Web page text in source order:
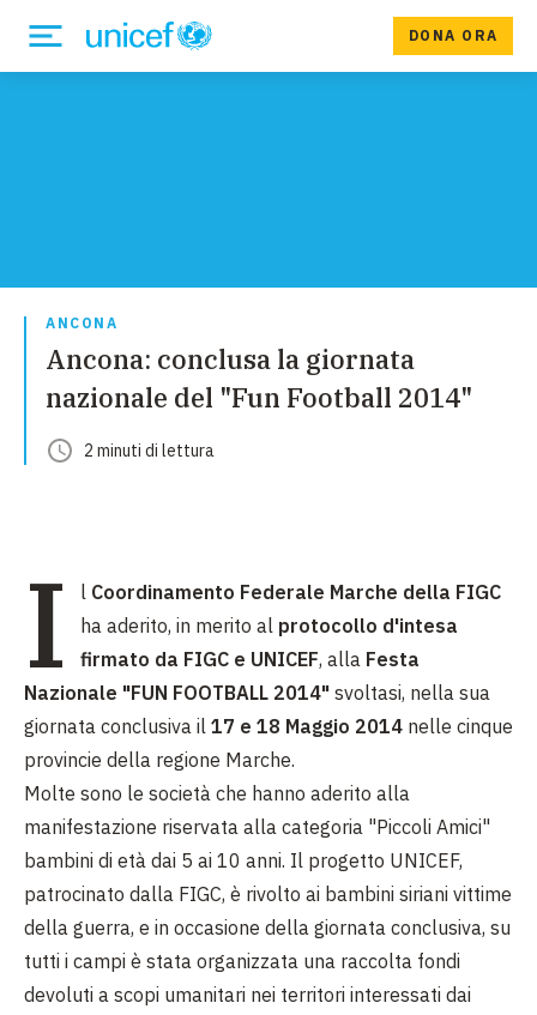
DONA ORA
ANCONA
Ancona: conclusa la giornata
nazionale del "Fun Football 2014"
2 minuti di lettura
I l Coordinamento Federale Marche della FIGC
ha aderito, in merito al protocollo d'intesa
firmato da FIGC e UNICEF, alla Festa
Nazionale "FUN FOOTBALL 2014" svoltasi, nella sua
giornata conclusiva il 17 e 18 Maggio 2014 nelle cinque
provincie della regione Marche.
Molte sono le società che hanno aderito alla
manifestazione riservata alla categoria "Piccoli Amici"
bambini di età dai 5 ai 10 anni. Il progetto UNICEF,
patrocinato dalla FIGC, è rivolto ai bambini siriani vittime
della guerra, e in occasione della giornata conclusiva, su
tutti i campi è stata organizzata una raccolta fondi
devoluti a scopi umanitari nei territori interessati dai